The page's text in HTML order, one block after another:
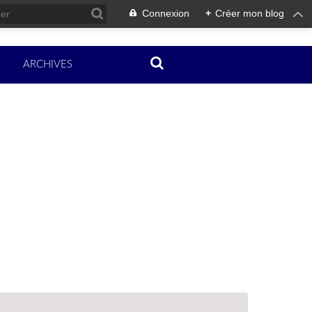
Connexion + Créer mon blog
ARCHIVES